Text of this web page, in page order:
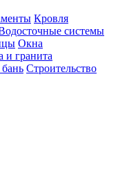
Кровля
системы
Окна
и гранита
Строительство